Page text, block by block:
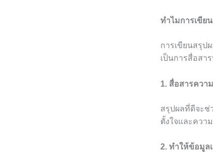
ทำไมการเขีย
การเขียนสรุป
เป็นการสื่อสา
1. สื่อสารควา
สรุปผลที่ดีจะช่
ตั้งใจและควา
2. ทำให้ข้อมูล